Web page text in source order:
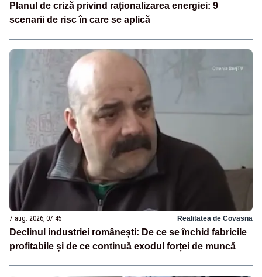
Planul de criză privind raționalizarea energiei: 9
scenarii de risc în care se aplică
7 aug. 2026, 07:45 Realitatea de Covasna
Declinul industriei românești: De ce se închid fabricile
profitabile și de ce continuă exodul forței de muncă